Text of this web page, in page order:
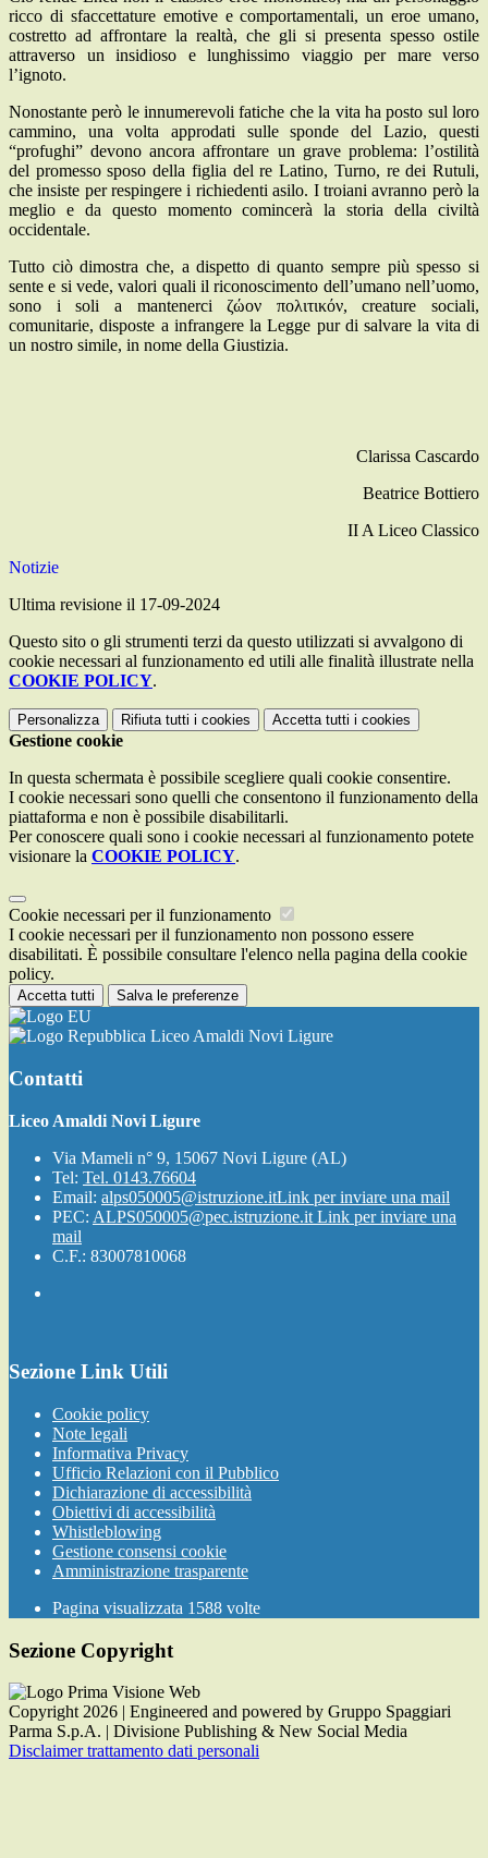
ricco di sfaccettature emotive e comportamentali, un eroe umano,
costretto ad affrontare la realtà, che gli si presenta spesso ostile
attraverso un insidioso e lunghissimo viaggio per mare verso
l’ignoto.
Nonostante però le innumerevoli fatiche che la vita ha posto sul loro
cammino, una volta approdati sulle sponde del Lazio, questi
“profughi” devono ancora affrontare un grave problema: l’ostilità
del promesso sposo della figlia del re Latino, Turno, re dei Rutuli,
che insiste per respingere i richiedenti asilo. I troiani avranno però la
meglio e da questo momento comincerà la storia della civiltà
occidentale.
Tutto ciò dimostra che, a dispetto di quanto sempre più spesso si
sente e si vede, valori quali il riconoscimento dell’umano nell’uomo,
sono i soli a mantenerci ζώον πολιτικόν, creature sociali,
comunitarie, disposte a infrangere la Legge pur di salvare la vita di
un nostro simile, in nome della Giustizia.
Clarissa Cascardo
Beatrice Bottiero
II A Liceo Classico
Notizie
Ultima revisione il 17-09-2024
Questo sito o gli strumenti terzi da questo utilizzati si avvalgono di
cookie necessari al funzionamento ed utili alle finalità illustrate nella
COOKIE POLICY.
Personalizza Rifiuta tutti i cookies Accetta tutti i cookies
Gestione cookie
In questa schermata è possibile scegliere quali cookie consentire.
I cookie necessari sono quelli che consentono il funzionamento della
piattaforma e non è possibile disabilitarli.
Per conoscere quali sono i cookie necessari al funzionamento potete
visionare la COOKIE POLICY.
Cookie necessari per il funzionamento
I cookie necessari per il funzionamento non possono essere
disabilitati. È possibile consultare l'elenco nella pagina della cookie
policy.
Accetta tutti Salva le preferenze
Liceo Amaldi Novi Ligure
Contatti
Liceo Amaldi Novi Ligure
Via Mameli n° 9, 15067 Novi Ligure (AL)
Tel: Tel. 0143.76604
Email: alps050005@istruzione.itLink per inviare una mail
PEC: ALPS050005@pec.istruzione.it Link per inviare una
mail
C.F.: 83007810068
Sezione Link Utili
Cookie policy
Note legali
Informativa Privacy
Ufficio Relazioni con il Pubblico
Dichiarazione di accessibilità
Obiettivi di accessibilità
Whistleblowing
Gestione consensi cookie
Amministrazione trasparente
Pagina visualizzata 1588 volte
Sezione Copyright
Copyright 2026 | Engineered and powered by Gruppo Spaggiari
Parma S.p.A. | Divisione Publishing & New Social Media
Disclaimer trattamento dati personali